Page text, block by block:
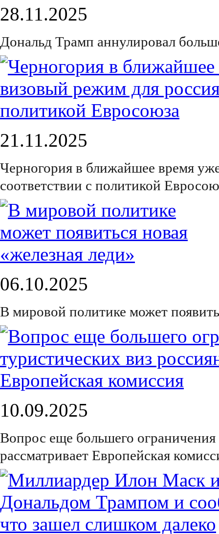
28.11.2025
Дональд Трамп аннулировал
21.11.2025
Черногория в ближайшее время
соответствии с политикой
06.10.2025
В мировой политике может
10.09.2025
Вопрос еще большего
рассматривает Европейская